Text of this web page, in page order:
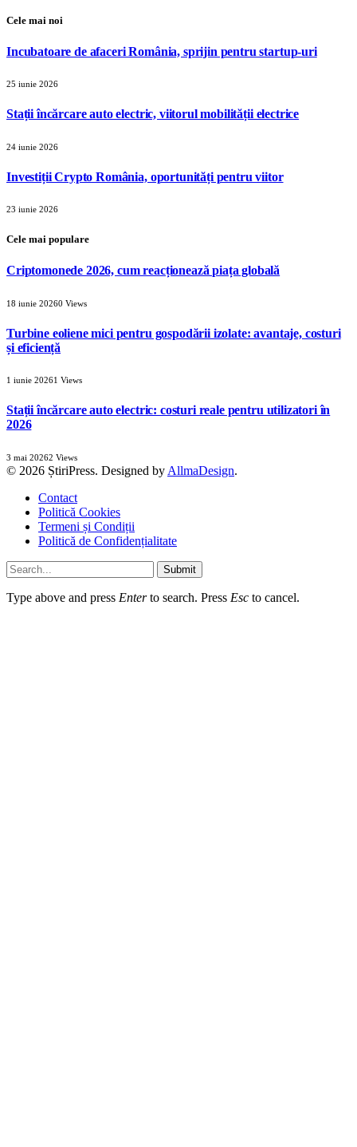
Cele mai noi
Incubatoare de afaceri România, sprijin pentru startup-uri
25 iunie 2026
Stații încărcare auto electric, viitorul mobilității electrice
24 iunie 2026
Investiții Crypto România, oportunități pentru viitor
23 iunie 2026
Cele mai populare
Criptomonede 2026, cum reacționează piața globală
18 iunie 20260 Views
Turbine eoliene mici pentru gospodării izolate: avantaje, costuri
și eficiență
1 iunie 20261 Views
Stații încărcare auto electric: costuri reale pentru utilizatori în
2026
3 mai 20262 Views
© 2026 ȘtiriPress. Designed by AllmaDesign.
Contact
Politică Cookies
Termeni și Condiții
Politică de Confidențialitate
Submit
Type above and press Enterto search. Press Esc to cancel.